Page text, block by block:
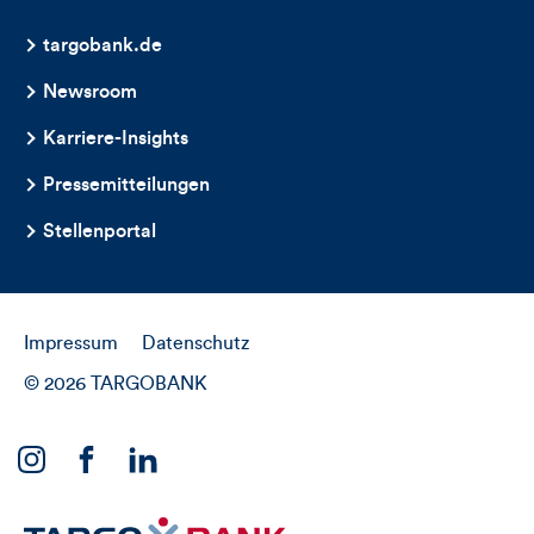
targobank.de
Newsroom
Karriere-Insights
Pressemitteilungen
Stellenportal
Impressum Datenschutz
© 2026 TARGOBANK